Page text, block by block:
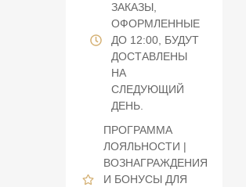
ЗАКАЗЫ,
ОФОРМЛЕННЫЕ
ДО 12:00, БУДУТ
ДОСТАВЛЕНЫ
НА
СЛЕДУЮЩИЙ
ДЕНЬ.
ПРОГРАММА
ЛОЯЛЬНОСТИ |
ВОЗНАГРАЖДЕНИЯ
И БОНУСЫ ДЛЯ